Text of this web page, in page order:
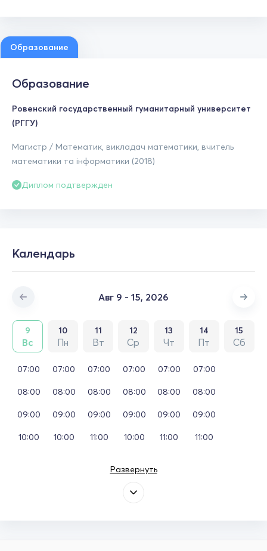
Образование
Образование
Ровенский государственный гуманитарный университет
(РГГУ)
Магистр / Математик, викладач математики, вчитель
математики та інформатики (2018)
Диплом подтвержден
Календарь
Авг 9 - 15, 2026
9
Вс
10
Пн
11
Вт
12
Ср
13
Чт
14
Пт
15
Сб
07:00
08:00
09:00
10:00
07:00
08:00
09:00
10:00
07:00
08:00
09:00
11:00
07:00
08:00
09:00
10:00
07:00
08:00
09:00
11:00
07:00
08:00
09:00
11:00
Развернуть